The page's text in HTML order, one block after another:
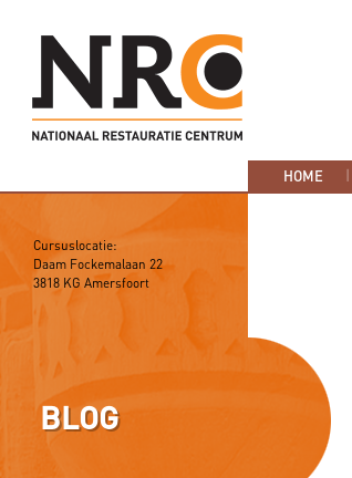
HOME
Cursuslocatie:
Daam Fockemalaan 22
3818 KG Amersfoort
BLOG